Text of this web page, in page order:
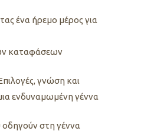
ένα ήρεμο μέρος για
καταφάσεων
γνώση και
ενδυναμωμένη γέννα
οδηγούν στη γέννα